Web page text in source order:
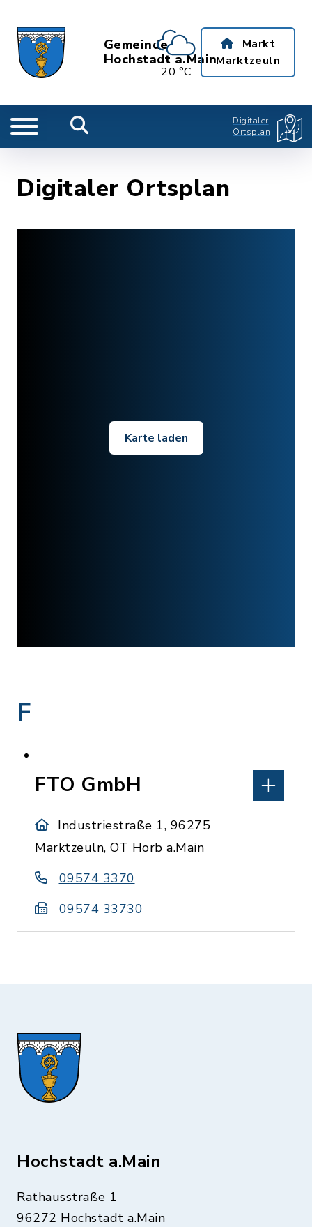
Gemeinde
Hochstadt a.Main
20 °C
Markt
Marktzeuln
Digitaler
Ortsplan
Digitaler Ortsplan
Karte laden
F
FTO GmbH
Industriestraße 1, 96275
Marktzeuln, OT Horb a.Main
09574 3370
09574 33730
Hochstadt a.Main
Rathausstraße 1
96272 Hochstadt a.Main